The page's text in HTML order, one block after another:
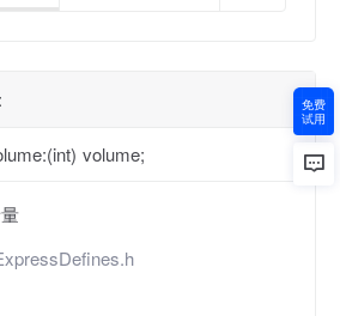
volume;
免费
试用